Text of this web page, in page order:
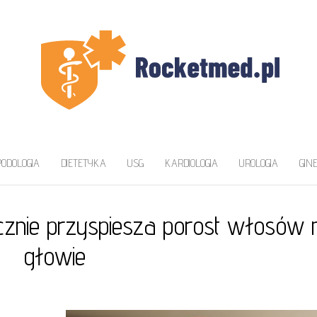
DIETETYKA USG KARDIOLOGIA UROLOGIA
przyspiesza porost włosów
głowie